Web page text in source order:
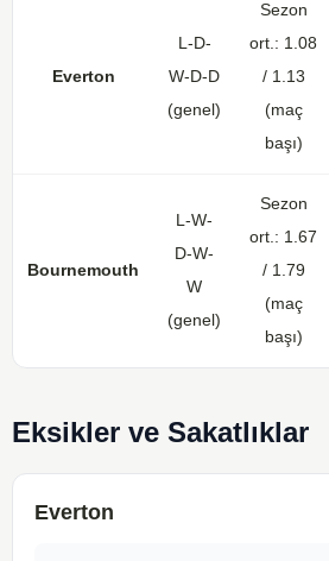
Everton
L-D-
W-D-D
(genel)
Sezon
ort.: 1.08
/ 1.13
(maç
başı)
Bournemouth
L-W-
D-W-
W
(genel)
Sezon
ort.: 1.67
/ 1.79
(maç
başı)
Eksikler ve Sakatlıklar
Everton